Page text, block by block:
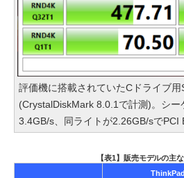
評価機に搭載されていたCドライブ用
(CrystalDiskMark 8.0.1で計測)。シー
3.4GB/s、同ライトが2.26GB/sでPCI
【表1】販売モデルの主